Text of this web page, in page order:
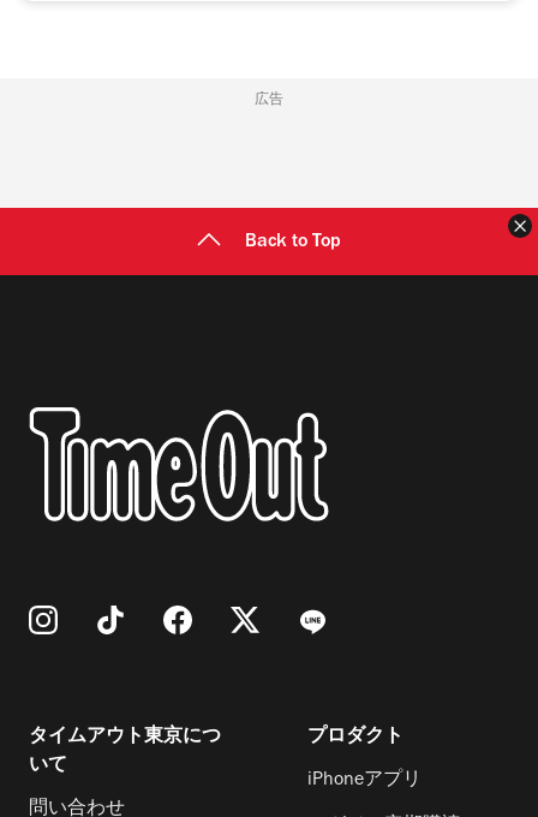
広告
Back to Top
タイムアウト東京につ
いて
問い合わせ
プロダクト
iPhoneアプリ